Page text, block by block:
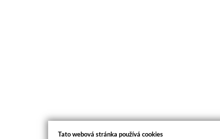
Tato webová stránka používá cookies